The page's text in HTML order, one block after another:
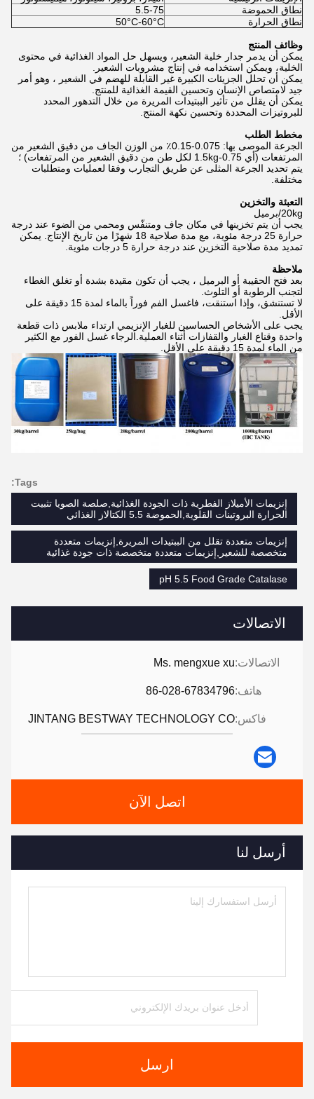
الاتصالات
الاتصالات:Ms. mengxue xu
هاتف:86-028-67834796
فاكس:JINTANG BESTWAY TECHNOLOGY CO
اتصل الآن
أرسل لنا
ارسل
نطاق الحموضة
5.5-75
نطاق الحرارة
50°C-60°C
وظائف المنتج
يمكن أن يدمر جدار خلية الشعير، ويسهل حل المواد الغذائية في محتوى
الخلية، ويمكن استخدامه في إنتاج مشروبات الشعير.
يمكن أن تحلل الجزيئات الكبيرة غير القابلة للهضم في الشعير ، وهو أمر
جيد لامتصاص الإنسان وتحسين القيمة الغذائية للمنتج.
يمكن أن يقلل من تأثير الببتيدات المريرة من خلال التدهور المحدد
للبروتيزات المحددة وتحسين نكهة المنتج.
مخطط الطلب
الجرعة الموصى بها: 0.075-0.15٪ من الوزن الجاف من دقيق الشعير من
المرتفعات (أي 0.75-1.5kg لكل طن من دقيق الشعير من المرتفعات) ؛
يتم تحديد الجرعة المثلى عن طريق التجارب وفقا لعمليات ومتطلبات
مختلفة.
التعبئة والتخزين
20kg/برميل
يجب أن يتم تخزينها في مكان جاف ومتنفّس ومحمي من الضوء عند درجة
حرارة 25 درجة مئوية، مع مدة صلاحية 18 شهرًا من تاريخ الإنتاج. يمكن
تمديد مدة صلاحية التخزين عند درجة حرارة 5 درجات مئوية.
ملاحظة
بعد فتح الحقيبة أو البرميل ، يجب أن تكون مقيدة بشدة أو تغلق الغطاء
لتجنب الرطوبة أو التلوث.
لا تستنشق، وإذا استنقت، فاغسل الفم فوراً بالماء لمدة 15 دقيقة على
الأقل.
يجب على الأشخاص الحساسين للغبار الإنزيمي ارتداء ملابس ذات قطعة
واحدة وقناع الغبار والقفازات أثناء العملية.الرجاء غسل الفور مع الكثير
من الماء لمدة 15 دقيقة على الأقل.
Tags:
إنزيمات الأميلاز الفطرية ذات الجودة الغذائية,صلصة الصويا تثبيت
الحرارة البروتينات القلوية,الحموضة 5.5 الكتالاز الغذائي
إنزيمات متعددة تقلل من الببتيدات المريرة,إنزيمات متعددة
متخصصة للشعير,إنزيمات متعددة متخصصة ذات جودة غذائية
pH 5.5 Food Grade Catalase